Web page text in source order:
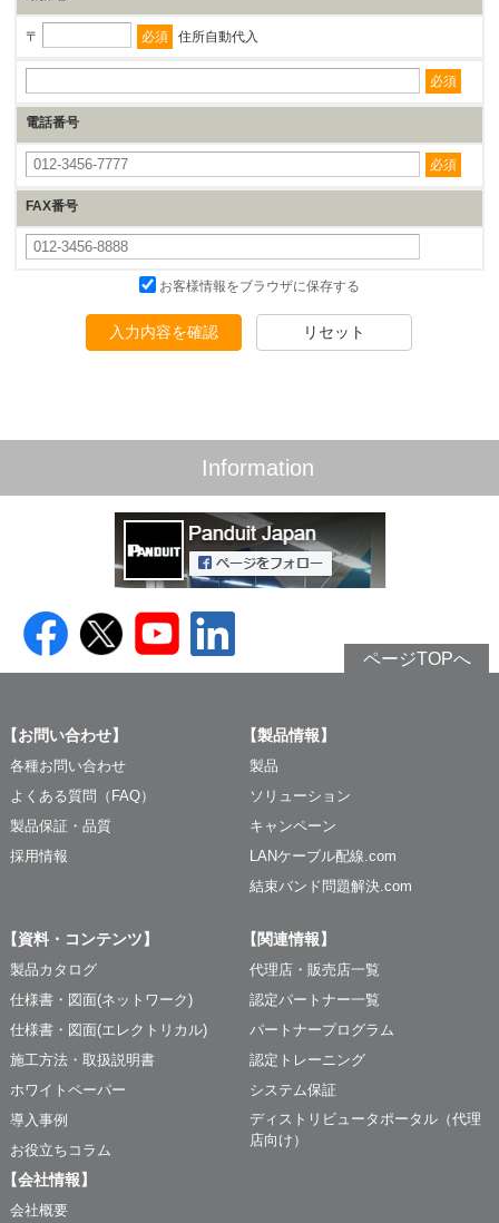
必須 住所自動代入
必須
電話番号
必須
FAX番号
お客様情報をブラウザに保存する
入力内容を確認 リセット
Information
ページTOPへ
【お問い合わせ】
各種お問い合わせ
よくある質問（FAQ）
製品保証・品質
採用情報
【製品情報】
製品
ソリューション
キャンペーン
LANケーブル配線.com
結束バンド問題解決.com
【資料・コンテンツ】
製品カタログ
仕様書・図面(ネットワーク)
仕様書・図面(エレクトリカル)
施工方法・取扱説明書
ホワイトペーパー
導入事例
お役立ちコラム
【関連情報】
代理店・販売店一覧
認定パートナー一覧
パートナープログラム
認定トレーニング
システム保証
ディストリビュータポータル（代理
店向け）
【会社情報】
会社概要